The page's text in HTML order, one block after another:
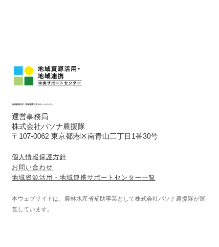
談に対するアドバイス対応の経験もありま
す。
地域資源活用・地域連携中央サポートセンター
運営事務局
株式会社パソナ農援隊
〒107-0062 東京都港区南青山三丁目1番30号
個人情報保護方針
お問い合わせ
地域資源活用・地域連携サポートセンター一覧
本ウェブサイトは、農林水産省補助事業として株式会社パソナ農援隊が運
営しています。